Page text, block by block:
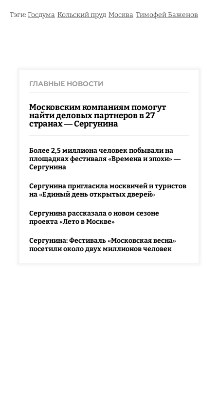
Тэги: Госдума Кольский пруд Москва Тимофей Баженов
ГЛАВНЫЕ НОВОСТИ
Московским компаниям помогут
найти деловых партнеров в 27
странах — Сергунина
Более 2,5 миллиона человек побывали на
площадках фестиваля «Времена и эпохи» —
Сергунина
Сергунина пригласила москвичей и туристов
на «Единый день открытых дверей»
Сергунина рассказала о новом сезоне
проекта «Лето в Москве»
Сергунина: Фестиваль «Московская весна»
посетили около двух миллионов человек